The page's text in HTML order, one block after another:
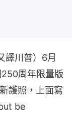
譯川普）6月
周年限量版
護照，上面寫
be